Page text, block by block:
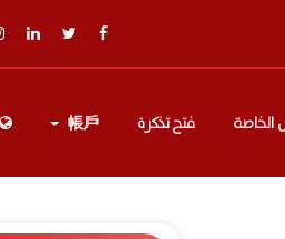
الخاصة فتح تذكرة 帳戶